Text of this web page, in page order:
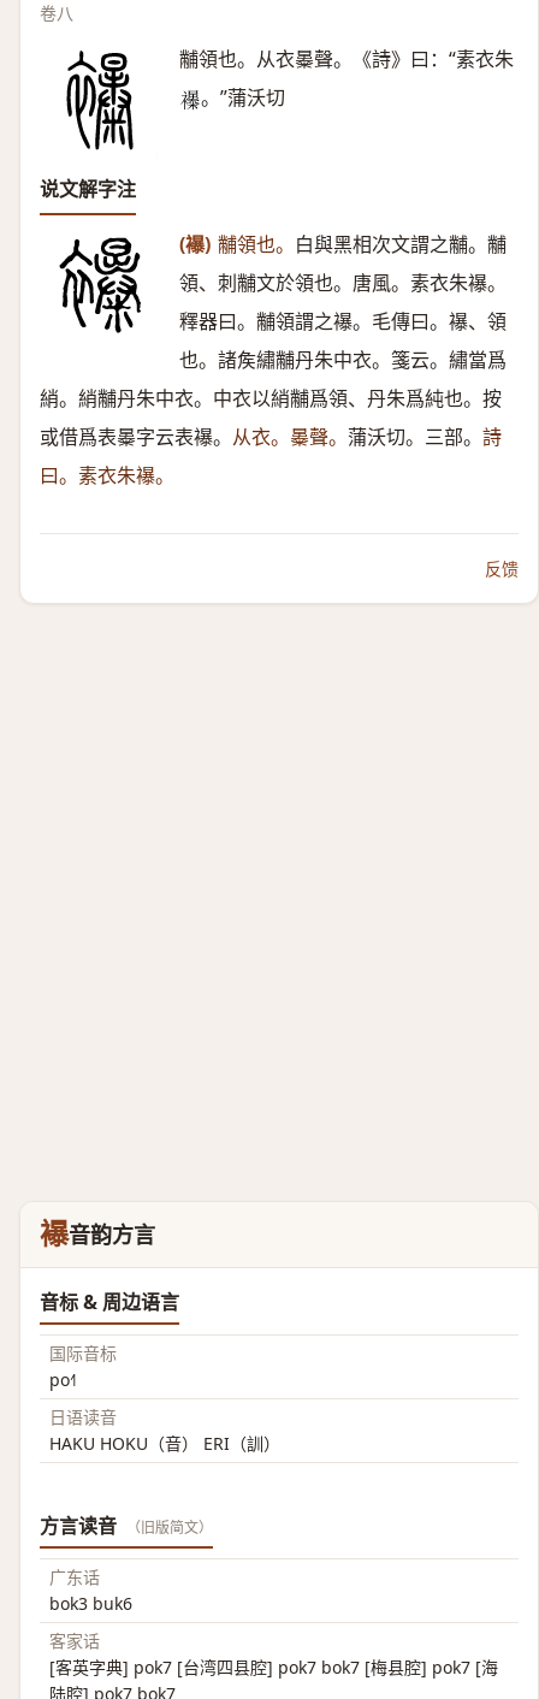
卷八
黼領也。从衣㬥聲。《詩》曰：“素衣朱
𧟊 。”蒲沃切
说文解字注
(襮) 黼領也。 白與黑相次文謂之黼。黼
領、刺黼文於領也。唐風。素衣朱襮。
釋器曰。黼領謂之襮。毛傳曰。襮、領
也。諸矦繡黼丹朱中衣。箋云。繡當爲
綃。綃黼丹朱中衣。中衣以綃黼爲領、丹朱爲純也。按
或借爲表㬥字云表襮。 从衣。㬥聲。 蒲沃切。三部。 詩
曰。素衣朱襮。
反馈
襮音韵方言
音标 & 周边语言
国际音标
po˧˥
日语读音
HAKU HOKU（音） ERI（訓）
方言读音 （旧版简文）
广东话
bok3 buk6
客家话
[客英字典] pok7 [台湾四县腔] pok7 bok7 [梅县腔] pok7 [海
陆腔] pok7 bok7